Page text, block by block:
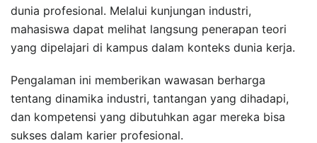
dunia profesional. Melalui kunjungan industri,
mahasiswa dapat melihat langsung penerapan teori
yang dipelajari di kampus dalam konteks dunia kerja.
Pengalaman ini memberikan wawasan berharga
tentang dinamika industri, tantangan yang dihadapi,
dan kompetensi yang dibutuhkan agar mereka bisa
sukses dalam karier profesional.